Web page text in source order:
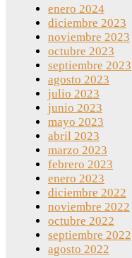
enero 2024
diciembre 2023
noviembre 2023
octubre 2023
septiembre 2023
agosto 2023
julio 2023
junio 2023
mayo 2023
abril 2023
marzo 2023
febrero 2023
enero 2023
diciembre 2022
noviembre 2022
octubre 2022
septiembre 2022
agosto 2022